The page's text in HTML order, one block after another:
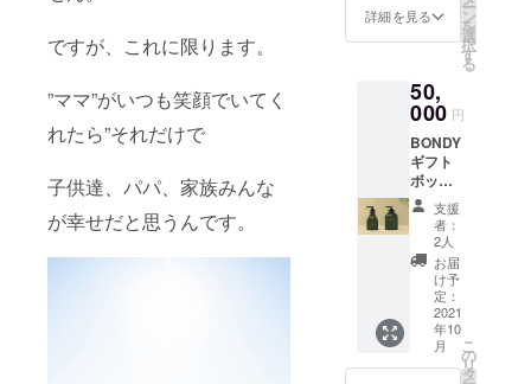
ですが、これに限ります。
”ママ”がいつも笑顔でいてく
れたら”それだけで
子供達、パパ、家族みんな
が幸せだと思うんです。
泡オー
ルイン
ワン
＋
BONDY
ボディ
クリー
ム】 ビ
ジネス
を通し
て自己
実現の
ために
行動し
たいマ
マの皆
さまに
向け
て、
詳細を見る ー
ン
を
選
択
す
る
50,
000 円
BONDY
ギフト
ボック
ス ＋
BONDY
泡オー
ルイン
ワン
ソープ
BONDY
ボディ
クリー
支援
者：
2人
お届
け予
定：
2021
年10
月
こ
の
リ
タ